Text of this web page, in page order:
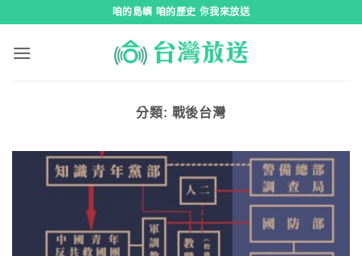
咱的島嶼 咱的歷史 你我來放送
分類: 戰後台灣